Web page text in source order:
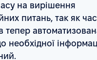
на вирішення
питань, так як
тепер
необхідної